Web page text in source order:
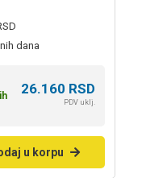
dana
26.160 RSD
PDV uklj.
u korpu